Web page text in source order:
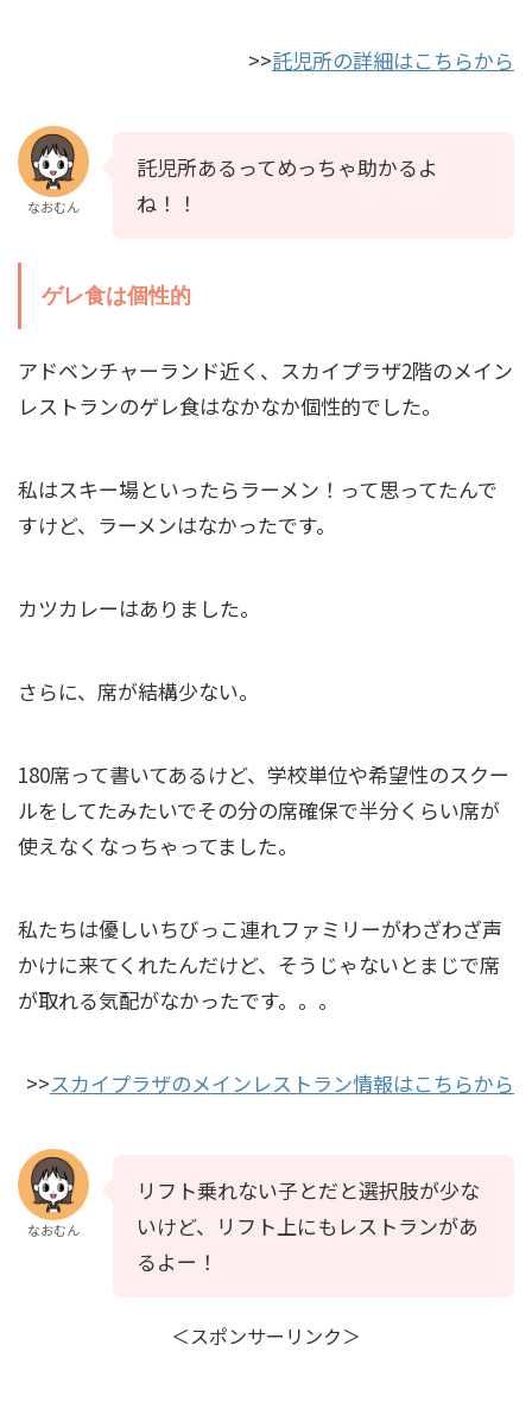
>>託児所の詳細はこちらから
なおむん
託児所あるってめっちゃ助かるよ
ね！！
ゲレ食は個性的
アドベンチャーランド近く、スカイプラザ2階のメイン
レストランのゲレ食はなかなか個性的でした。
私はスキー場といったらラーメン！って思ってたんで
すけど、ラーメンはなかったです。
カツカレーはありました。
さらに、席が結構少ない。
180席って書いてあるけど、学校単位や希望性のスクー
ルをしてたみたいでその分の席確保で半分くらい席が
使えなくなっちゃってました。
私たちは優しいちびっこ連れファミリーがわざわざ声
かけに来てくれたんだけど、そうじゃないとまじで席
が取れる気配がなかったです。。。
>>スカイプラザのメインレストラン情報はこちらから
なおむん
リフト乗れない子とだと選択肢が少な
いけど、リフト上にもレストランがあ
るよー！
＜スポンサーリンク＞